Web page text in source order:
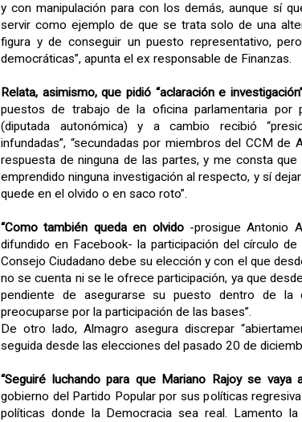
y con manipulación para con los demás, aunque sí
servir como ejemplo de que se trata solo de una
figura y de conseguir un puesto representativo,
democráticas”, apunta el ex responsable de Finanzas.
Relata, asimismo, que pidió “aclaración e
puestos de trabajo de la oficina parlamentaria por
(diputada autonómica) y a cambio recibió
infundadas”, “secundadas por miembros del CCM de
respuesta de ninguna de las partes, y me consta
emprendido ninguna investigación al respecto, y sí
quede en el olvido o en saco roto”.
“Como también queda en olvido-prosigue Antonio
difundido en Facebook- la participación del círculo
Consejo Ciudadano debe su elección y con el que
no se cuenta ni se le ofrece participación, ya que
pendiente de asegurarse su puesto dentro de la
preocuparse por la participación de las bases”.
De otro lado, Almagro asegura discrepar
seguida desde las elecciones del pasado 20 de
“Seguiré luchando para que Mariano Rajoy se vaya
gobierno del Partido Popular por sus políticas
políticas donde la Democracia sea real. Lamento